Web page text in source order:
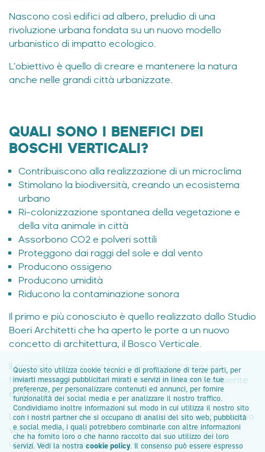
Questo sito utilizza cookie tecnici e di profilazione di terze parti, per
inviarti messaggi pubblicitari mirati e servizi in linea con le tue
preferenze, per personalizzare contenuti ed annunci, per fornire
funzionalità dei social media e per analizzare il nostro traffico.
Condividiamo inoltre informazioni sul modo in cui utilizza il nostro sito
con i nostri partner che si occupano di analisi del sito web, pubblicità
e social media, i quali potrebbero combinarle con altre informazioni
che ha fornito loro o che hanno raccolto dal suo utilizzo dei loro
servizi. Vedi la nostra cookie policy. Il consenso può essere espresso
Nascono così edifici ad albero, preludio di una
rivoluzione urbana fondata su un nuovo modello
urbanistico di impatto ecologico.
L’obiettivo è quello di creare e mantenere la natura
anche nelle grandi città urbanizzate.
QUALI SONO I BENEFICI DEI
BOSCHI VERTICALI?
Contribuiscono alla realizzazione di un microclima
Stimolano la biodiversità, creando un ecosistema
urbano
Ri-colonizzazione spontanea della vegetazione e
della vita animale in città
Assorbono CO2 e polveri sottili
Proteggono dai raggi del sole e dal vento
Producono ossigeno
Producono umidità
Riducono la contaminazione sonora
Il primo e più conosciuto è quello realizzato dallo Studio
Boeri Architetti che ha aperto le porte a un nuovo
concetto di architettura, il Bosco Verticale.
Il progetto nasce con lo scopo di realizzare una
forestazione metropolitana e di rigenerare l’ambiente
e la biodiversità.
L’idea si basa sulla creazione di un bosco con sviluppo
verticale, anziché orizzontale. Ciò non implica
un’espansione territoriale ma rappresenta una